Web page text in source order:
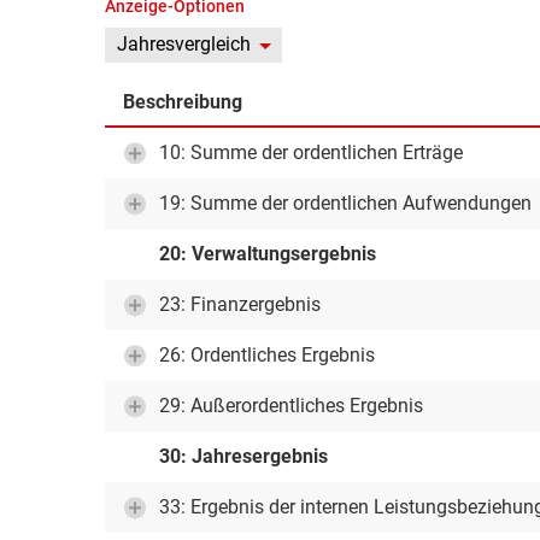
Anzeige-Optionen
Jahresvergleich
Beschreibung
10: Summe der ordentlichen Erträge
19: Summe der ordentlichen Aufwendungen
20: Verwaltungsergebnis
23: Finanzergebnis
26: Ordentliches Ergebnis
29: Außerordentliches Ergebnis
30: Jahresergebnis
33: Ergebnis der internen